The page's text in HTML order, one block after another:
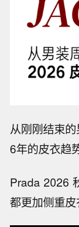
从刚刚结束
6年的皮衣趋
Prada 2026
都更加侧重皮